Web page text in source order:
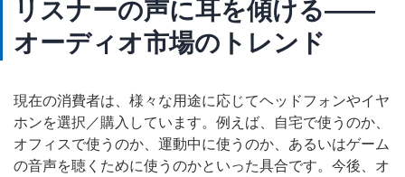
リスナーの声に耳を傾ける――
オーディオ市場のトレンド
現在の消費者は、様々な用途に応じてヘッドフォンやイヤ
ホンを選択／購入しています。例えば、自宅で使うのか、
オフィスで使うのか、運動中に使うのか、あるいはゲーム
の音声を聴くために使うのかといった具合です。今後、オ